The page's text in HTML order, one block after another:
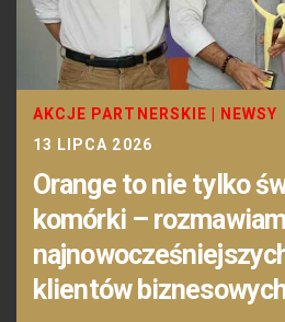
AKCJE PARTNERSKIE
NEWSY
13 LIPCA 2026
Orange to nie tylko
komórki –
klientów